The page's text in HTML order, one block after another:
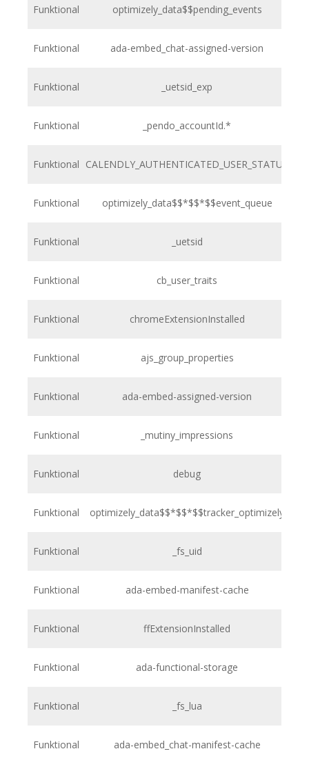
Funktional optimizely_data$$pending_events
Funktional ada-embed_chat-assigned-version
Funktional _uetsid_exp
Funktional _pendo_accountId.*
Funktional CALENDLY_AUTHENTICATED_USER_STATUS
Funktional optimizely_data$$*$$*$$event_queue
Funktional _uetsid
Funktional cb_user_traits
Funktional chromeExtensionInstalled
Funktional ajs_group_properties
Funktional ada-embed-assigned-version
Funktional _mutiny_impressions
Funktional debug
Funktional optimizely_data$$*$$*$$tracker_optimizely
Funktional _fs_uid
Funktional ada-embed-manifest-cache
Funktional ffExtensionInstalled
Funktional ada-functional-storage
Funktional _fs_lua
Funktional ada-embed_chat-manifest-cache